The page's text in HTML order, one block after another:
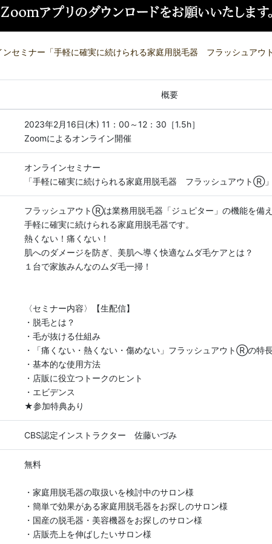
ンセミナー「手軽に確実に続けられる家庭用脱毛器 フラッシュアウ
概要
2023年2月16日(木) 11：00～12：30［1.5h］
Zoomによるオンライン開催
オンラインセミナー
「手軽に確実に続けられる家庭用脱毛器 フラッシュアウトⓇ」
フラッシュアウトⓇは業務用脱毛器「ジュピター」の機能を備
手軽に確実に続けられる家庭用脱毛器です。
熱くない！痛くない！
肌へのダメージを防ぎ、美肌へ導く快適なムダ毛ケアとは？
１台で家族みんなのムダ毛一掃！
〈セミナー内容〉【生配信】
・脱毛とは？
・毛が抜ける仕組み
・「痛くない・熱くない・傷めない」フラッシュアウトⓇの特
・基本的な使用方法
・店販に役立つトークのヒント
・エビデンス
★参加特典あり
CBS認定インストラクター 佐藤いづみ
無料
・家庭用脱毛器の取扱いを検討中のサロン様
・簡単で効果がある家庭用脱毛器をお探しのサロン様
・国産の脱毛器・美容機器をお探しのサロン様
・店販売上を伸ばしたいサロン様